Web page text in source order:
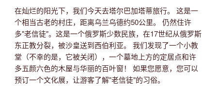
在灿烂的阳光下，我们今天去塔尔巴加塔蒂旅行。 这是一
个相当古老的村庄，距离乌兰乌德约50公里。 仍然住许
多"老信徒"。这是一个俄罗斯少数民族，在17世纪从俄罗斯
东正教分裂，被沙皇送到西伯利亚。 我们发现了一个小教
堂（不幸的是，它被关闭），一个墓地上方的定居点和许
多五颜六色的木屋与华丽的百叶窗！ 如果您愿意，您可以
预订一个文化展，让游客了解"老信徒"的习俗。